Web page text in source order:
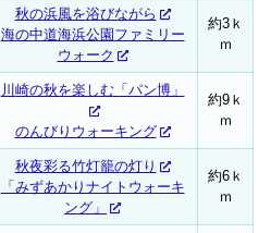
秋の浜風を浴びながら
海の中道海浜公園ファミリー
ウォーク
約3ｋ
ｍ
川崎の秋を楽しむ「パン博」
のんびりウォーキング
約9ｋ
ｍ
秋夜彩る竹灯籠の灯り
「みずあかりナイトウォーキ
ング」
約6ｋ
ｍ